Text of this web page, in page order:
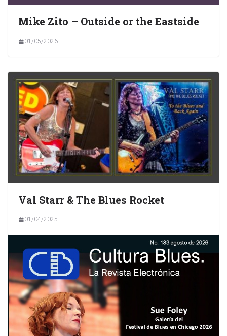
Mike Zito – Outside or the Eastside
01/05/2026
Val Starr & The Blues Rocket
01/04/2025